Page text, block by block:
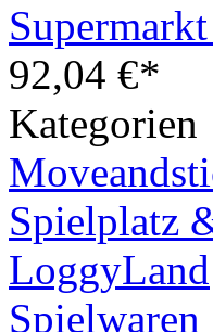
92,04 €*
Kategorien
Spielplatz
LoggyLand
Spielwaren